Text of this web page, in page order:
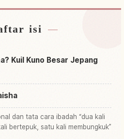
Kuil Agung Izumo Taisha
Agung Izumo Taisha↗
isi
Kuil Kuno Besar Jepang
dan tata cara ibadah “dua kali
bertepuk, satu kali membungkuk”